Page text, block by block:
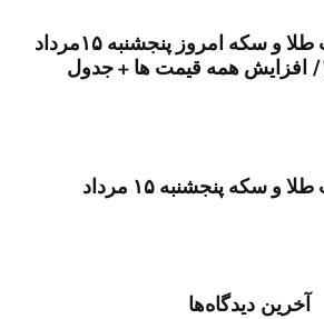
قیمت طلا و سکه امروز پنجشنبه ۱۵مرداد
و سکه پنجشنبه ۱۵ مرداد
آخرین دیدگاه‌ها